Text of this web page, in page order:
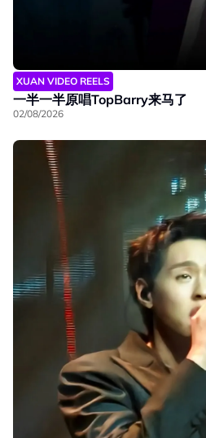
XUAN VIDEO REELS
一半一半原唱TopBarry来马了
02/08/2026